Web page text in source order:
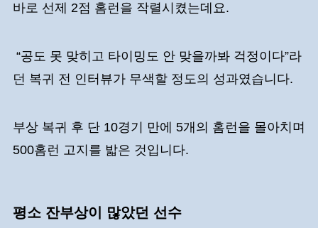
바로 선제 2점 홈런을 작렬시켰는데요.
“공도 못 맞히고 타이밍도 안 맞을까봐 걱정이다”라
던 복귀 전 인터뷰가 무색할 정도의 성과였습니다.
부상 복귀 후 단 10경기 만에 5개의 홈런을 몰아치며
500홈런 고지를 밟은 것입니다.
평소 잔부상이 많았던 선수